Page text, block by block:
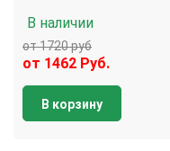
В наличии
от 1720 руб
от 1462 Руб.
В корзину